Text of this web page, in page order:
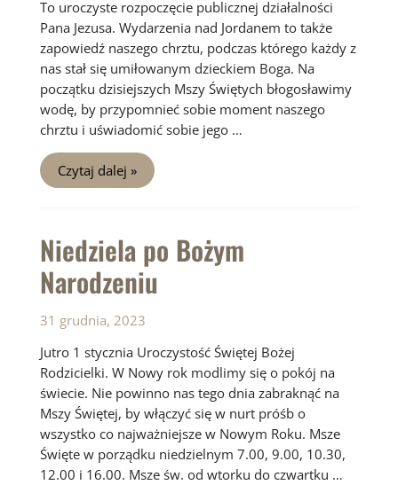
To uroczyste rozpoczęcie publicznej działalności
Pana Jezusa. Wydarzenia nad Jordanem to także
zapowiedź naszego chrztu, podczas którego każdy z
nas stał się umiłowanym dzieckiem Boga. Na
początku dzisiejszych Mszy Świętych błogosławimy
wodę, by przypomnieć sobie moment naszego
chrztu i uświadomić sobie jego …
2
Niedziela
po
Czytaj dalej »
Niedziela po Bożym
Narodzeniu
31 grudnia, 2023
Jutro 1 stycznia Uroczystość Świętej Bożej
Rodzicielki. W Nowy rok modlimy się o pokój na
świecie. Nie powinno nas tego dnia zabraknąć na
Mszy Świętej, by włączyć się w nurt próśb o
wszystko co najważniejsze w Nowym Roku. Msze
Święte w porządku niedzielnym 7.00, 9.00, 10.30,
12.00 i 16.00. Msze św. od wtorku do czwartku …